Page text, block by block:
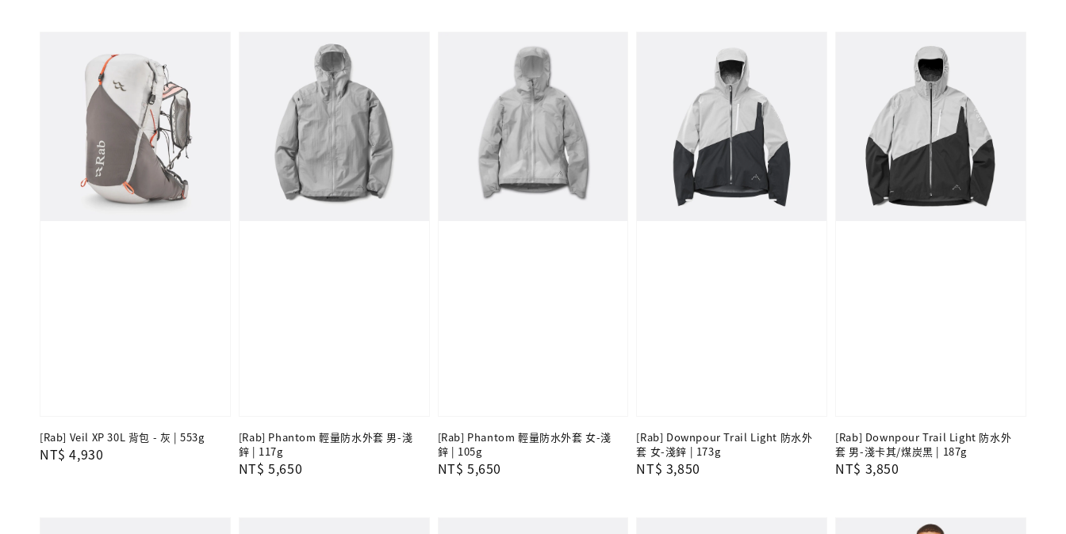
[Rab] Veil XP 30L 背包 - 灰 | 553g
Regular
NT$ 4,930
[Rab] Phantom 輕量防水外套 男-淺
鋅 | 117g
Regular
NT$ 5,650
[Rab] Phantom 輕量防水外套 女-淺
鋅 | 105g
Regular
NT$ 5,650
[Rab] Downpour Trail Light 防水外
套 女-淺鋅 | 173g
Regular
NT$ 3,850
[Rab] Downpour Trail Light 防水外
套 男-淺卡其/煤炭黑 | 187g
Regular
NT$ 3,850